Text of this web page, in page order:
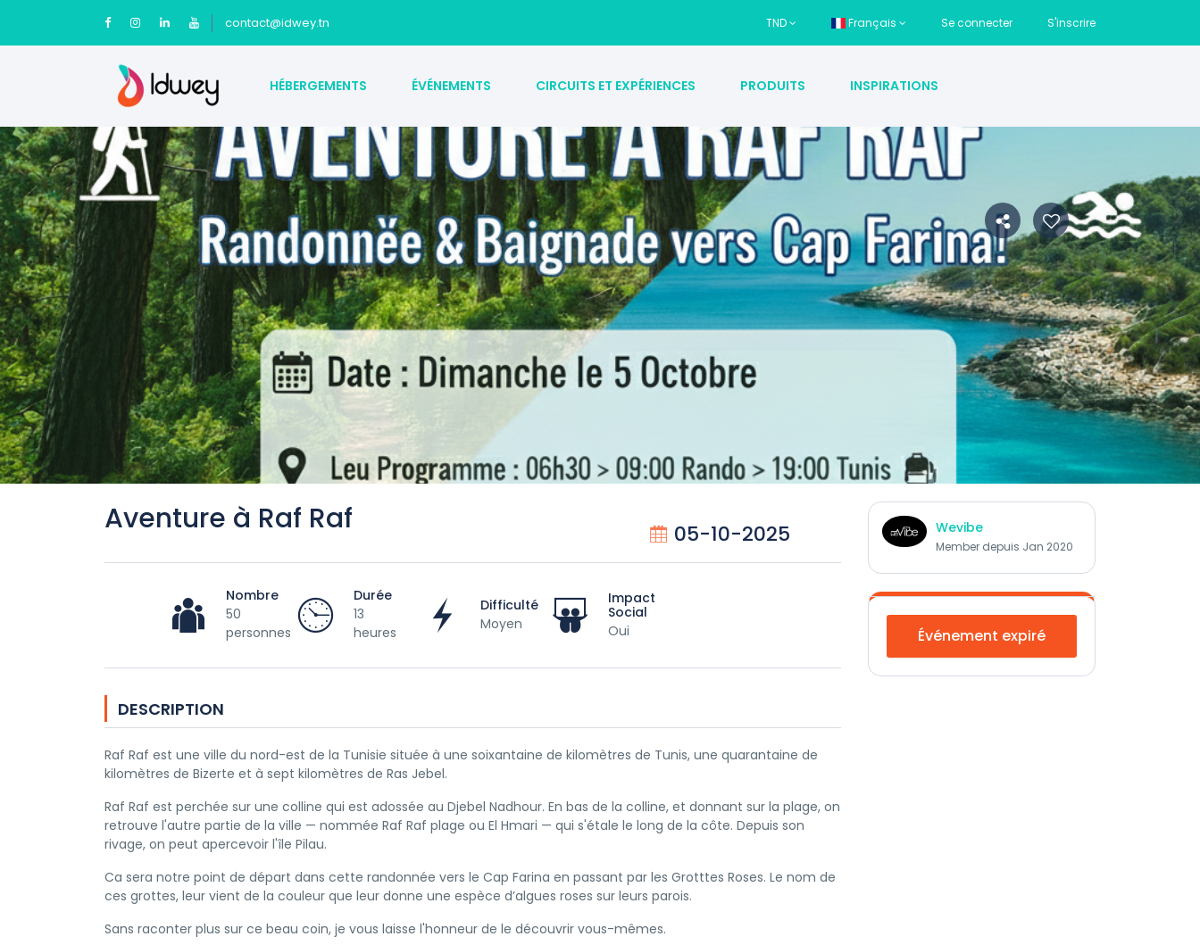
contact@idwey.tn TND Français Se connecter S'inscrire
HÉBERGEMENTS ÉVÉNEMENTS CIRCUITS ET EXPÉRIENCES PRODUITS INSPIRATIONS
Aventure à Raf Raf 05-10-2025
Nombre
50
personnes
Durée
13
heures
Difficulté
Moyen
Impact
Social
Oui
DESCRIPTION
Raf Raf est une ville du nord-est de la Tunisie située à une soixantaine de kilomètres de Tunis, une quarantaine de
kilomètres de Bizerte et à sept kilomètres de Ras Jebel.
Raf Raf est perchée sur une colline qui est adossée au Djebel Nadhour. En bas de la colline, et donnant sur la plage, on
retrouve l'autre partie de la ville — nommée Raf Raf plage ou El Hmari — qui s'étale le long de la côte. Depuis son
rivage, on peut apercevoir l'île Pilau.
Ca sera notre point de départ dans cette randonnée vers le Cap Farina en passant par les Grotttes Roses. Le nom de
ces grottes, leur vient de la couleur que leur donne une espèce d’algues roses sur leurs parois.
Sans raconter plus sur ce beau coin, je vous laisse l'honneur de le découvrir vous-mêmes.
Wevibe
Member depuis Jan 2020
Événement expiré